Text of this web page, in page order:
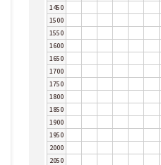
1450
1500
1550
1600
1650
1700
1750
1800
1850
1900
1950
2000
2050